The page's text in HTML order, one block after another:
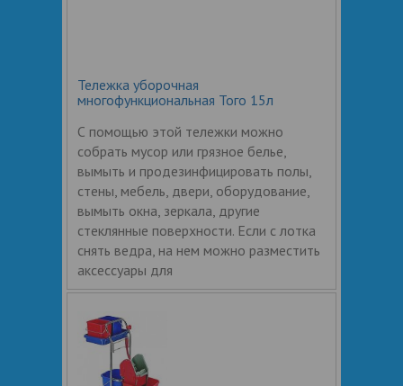
Тележка уборочная
многофункциональная Того 15л
С помощью этой тележки можно
собрать мусор или грязное белье,
вымыть и продезинфицировать полы,
стены, мебель, двери, оборудование,
вымыть окна, зеркала, другие
стеклянные поверхности. Если с лотка
снять ведра, на нем можно разместить
аксессуары для